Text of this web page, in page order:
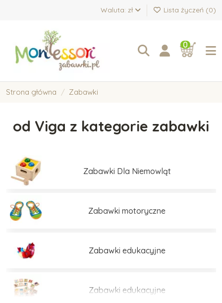
Waluta: zł Lista życzeń (0)
0
Strona główna Zabawki
od Viga z kategorie zabawki
Zabawki Dla Niemowląt
Zabawki motoryczne
Zabawki edukacyjne
Zabawki edukacyjne